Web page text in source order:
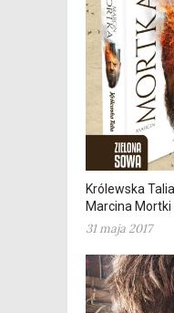
Królewska
Marcina Mortki
31 maja 2017